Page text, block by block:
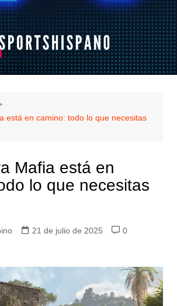
está en camino: todo lo que necesitas
Mafia está en
lo que necesitas
21 de julio de 2025
0